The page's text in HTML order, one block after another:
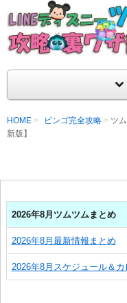
LINEディズニ
支持率No1！痒いとこ
ラ評価も丁寧に解説！
HOME ビンゴ完全攻略
ツ
新版】
2026年8月ツムツムまとめ
2026年8月最新情報まとめ
2026年8月スケジュール＆